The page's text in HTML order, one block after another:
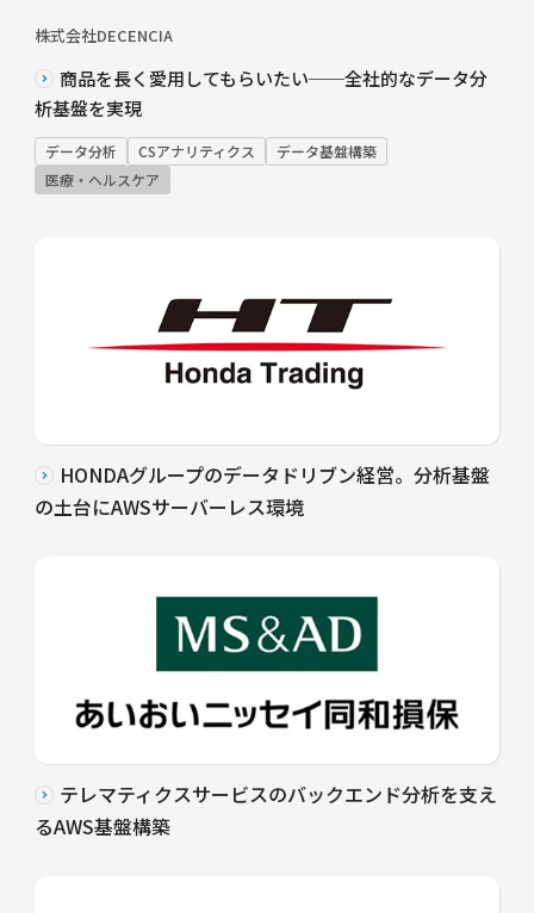
株式会社DECENCIA
商品を長く愛用してもらいたい──全社的なデータ分
析基盤を実現
データ分析 CSアナリティクス
データ基盤構築
医療・ヘルスケア
HONDAグループのデータドリブン経営。分析基盤
の土台にAWSサーバーレス環境
テレマティクスサービスのバックエンド分析を支え
るAWS基盤構築